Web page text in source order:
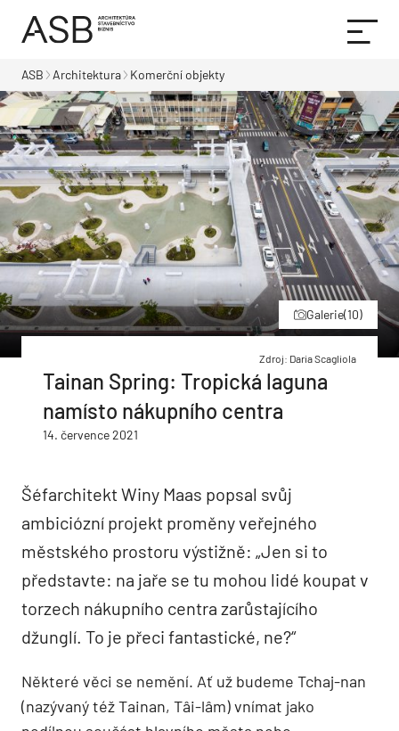
ASB Architektura Komerční objekty
Galerie(10)
Zdroj: Daria Scagliola
Tainan Spring: Tropická laguna
namísto nákupního centra
14. července 2021
Šéfarchitekt Winy Maas popsal svůj
ambiciózní projekt proměny veřejného
městského prostoru výstižně: „Jen si to
představte: na jaře se tu mohou lidé koupat v
torzech nákupního centra zarůstajícího
džunglí. To je přeci fantastické, ne?“
Některé věci se nemění. Ať už budeme Tchaj-nan
(nazývaný též Tainan, Tâi-lâm) vnímat jako